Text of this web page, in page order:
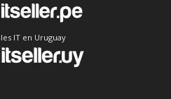
IT en Uruguay